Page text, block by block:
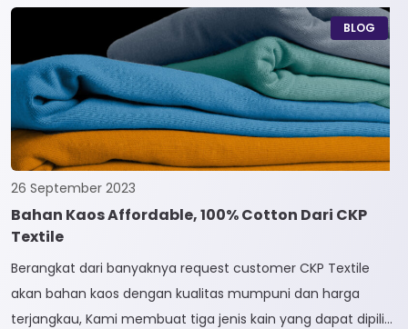
dapat digunakan sesuai kebutuhan customer. Selain itu,
kain Bycel juga diberi teknologi teranyar yakni pemberian
dua jenis […]
BLOG
26 September 2023
Bahan Kaos Affordable, 100% Cotton Dari CKP
Textile
Berangkat dari banyaknya request customer CKP Textile
akan bahan kaos dengan kualitas mumpuni dan harga
terjangkau, Kami membuat tiga jenis kain yang dapat dipilih